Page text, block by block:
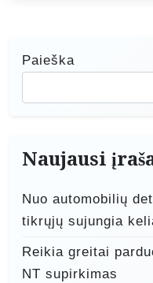
Paieška
Naujausi
Nuo automobilių
tikrųjų sujungia
Reikia greitai
NT supirkimas